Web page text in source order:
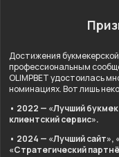
Достижения
профессиональным
OLIMPBET удостоилась
номинациях. Вот лишь
• 2022 — «Лучший
клиентский сервис».
• 2024 — «Лучший сайт»,
«Стратегический